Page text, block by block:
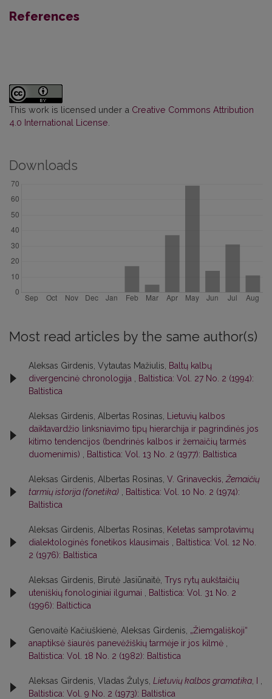
References
This work is licensed under a Creative Commons Attribution
4.0 International License
Downloads
Most read articles by the same author(s)
Aleksas Girdenis, Vytautas Mažiulis,
Baltų kalbų
divergencinė chronologija
Baltistica: Vol. 27 No. 2 (1994):
Baltistica
Aleksas Girdenis, Albertas Rosinas,
Lietuvių kalbos
daiktavardžio linksniavimo tipų hierarchija ir pagrindinės jos
kitimo tendencijos (bendrinės kalbos ir žemaičių tarmės
duomenimis)
Baltistica: Vol. 13 No. 2 (1977): Baltistica
Aleksas Girdenis, Albertas Rosinas, V. Grinaveckis, Žemaičių
tarmių istorija (fonetika)
Baltistica: Vol. 10 No. 2 (1974):
Baltistica
Aleksas Girdenis, Albertas Rosinas,
Keletas samprotavimų
dialektologinės fonetikos klausimais
Baltistica: Vol. 12 No.
2 (1976): Baltistica
Aleksas Girdenis, Birutė Jasiūnaitė, Trys rytų aukštaičių
uteniškių fonologiniai ilgumai
Baltistica: Vol. 31 No. 2
(1996): Baltictica
Genovaitė Kačiuškienė, Aleksas Girdenis, „Žiemgališkoji“
anaptiksė šiaurės panevėžiškių tarmėje ir jos kilmė
Baltistica: Vol. 18 No. 2 (1982): Baltistica
Aleksas Girdenis, Vladas Žulys, Lietuvių kalbos gramatika
Baltistica: Vol. 9 No. 2 (1973): Baltistica